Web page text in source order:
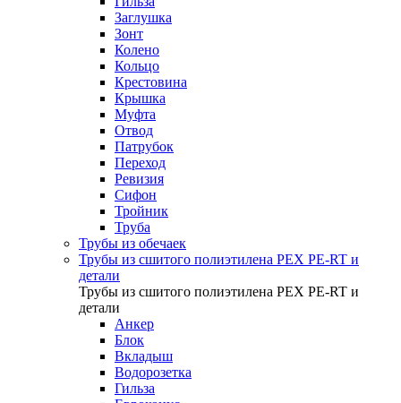
Заглушка
Зонт
Колено
Кольцо
Крестовина
Крышка
Муфта
Отвод
Патрубок
Переход
Ревизия
Сифон
Тройник
Труба
Трубы из обечаек
Трубы из сшитого полиэтилена PEX PE-RT и
детали
Трубы из сшитого полиэтилена PEX PE-RT и
детали
Анкер
Блок
Вкладыш
Водорозетка
Гильза